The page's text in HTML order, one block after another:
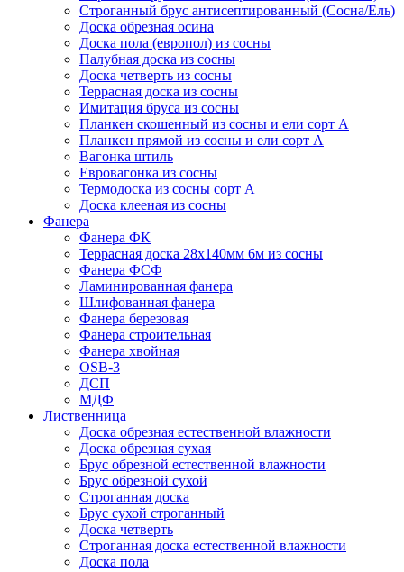
Строганный брус антисептированный (Сосна/Ель)
Доска обрезная осина
Доска пола (европол) из сосны
Палубная доска из сосны
Доска четверть из сосны
Террасная доска из сосны
Имитация бруса из сосны
Планкен скошенный из сосны и ели cорт А
Планкен прямой из сосны и ели cорт А
Вагонка штиль
Евровагонка из сосны
Термодоска из сосны сорт А
Доска клееная из сосны
Фанера
Фанера ФК
Террасная доска 28х140мм 6м из сосны
Фанера ФСФ
Ламинированная фанера
Шлифованная фанера
Фанера березовая
Фанера строительная
Фанера хвойная
OSB-3
ДСП
МДФ
Лиственница
Доска обрезная естественной влажности
Доска обрезная сухая
Брус обрезной естественной влажности
Брус обрезной сухой
Строганная доска
Брус сухой строганный
Доска четверть
Строганная доска естественной влажности
Доска пола